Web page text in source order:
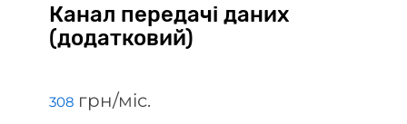
Канал передачі даних
(додатковий)
308 грн/мiс.